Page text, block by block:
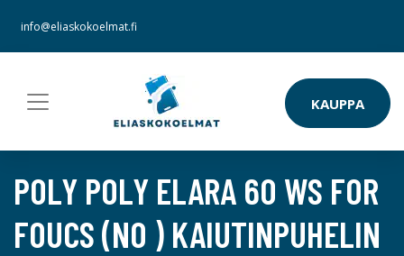
info@eliaskokoelmat.fi
KAUPPA
POLY POLY ELARA 60 WS FOR
FOUCS (NO ) KAIUTINPUHELIN